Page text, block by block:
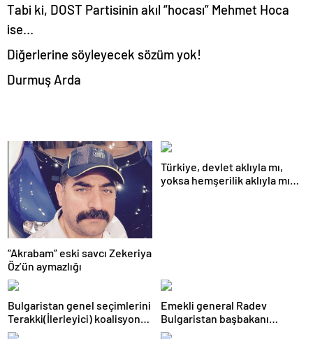
Tabi ki, DOST Partisinin akıl “hocası” Mehmet Hoca
ise…
Diğerlerine söyleyecek sözüm yok!
Durmuş Arda
“Akrabam” eski savcı Zekeriya
Öz’ün aymazlığı
Türkiye, devlet aklıyla mı,
yoksa hemşerilik aklıyla mı
Bulgaristan genel seçimlerini
Terakki(İlerleyici) koalisyonu
kazandı
Emekli general Radev
Bulgaristan başbakanı
olabilecek mi?